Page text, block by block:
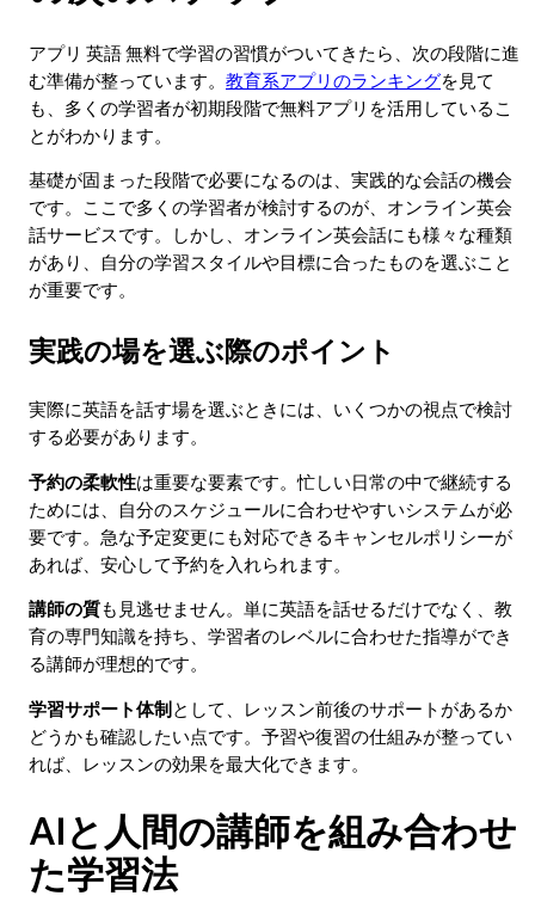
アプリ 英語 無料で学習の習慣がついてきたら、次の段階に進
む準備が整っています。 教育系アプリのランキングを見て
も、多くの学習者が初期段階で無料アプリを活用しているこ
とがわかります。
基礎が固まった段階で必要になるのは、実践的な会話の機会
です。ここで多くの学習者が検討するのが、オンライン英会
話サービスです。しかし、オンライン英会話にも様々な種類
があり、自分の学習スタイルや目標に合ったものを選ぶこと
が重要です。
実践の場を選ぶ際のポイント
実際に英語を話す場を選ぶときには、いくつかの視点で検討
する必要があります。
予約の柔軟性は重要な要素です。忙しい日常の中で継続する
ためには、自分のスケジュールに合わせやすいシステムが必
要です。急な予定変更にも対応できるキャンセルポリシーが
あれば、安心して予約を入れられます。
講師の質も見逃せません。単に英語を話せるだけでなく、教
育の専門知識を持ち、学習者のレベルに合わせた指導ができ
る講師が理想的です。
学習サポート体制 として、レッスン前後のサポートがあるか
どうかも確認したい点です。予習や復習の仕組みが整ってい
れば、レッスンの効果を最大化できます。
AIと人間の講師を組み合わせ
た学習法